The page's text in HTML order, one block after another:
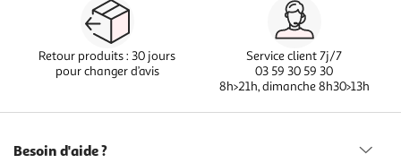
Retour produits : 30 jours
pour changer d’avis
Service client 7j/7
03 59 30 59 30
8h>21h, dimanche 8h30>13h
Besoin d'aide ?